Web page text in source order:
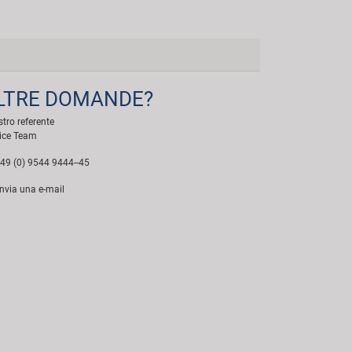
DOMANDE?
referente
Team
(0) 9544 9444--45
Invia una e-mail